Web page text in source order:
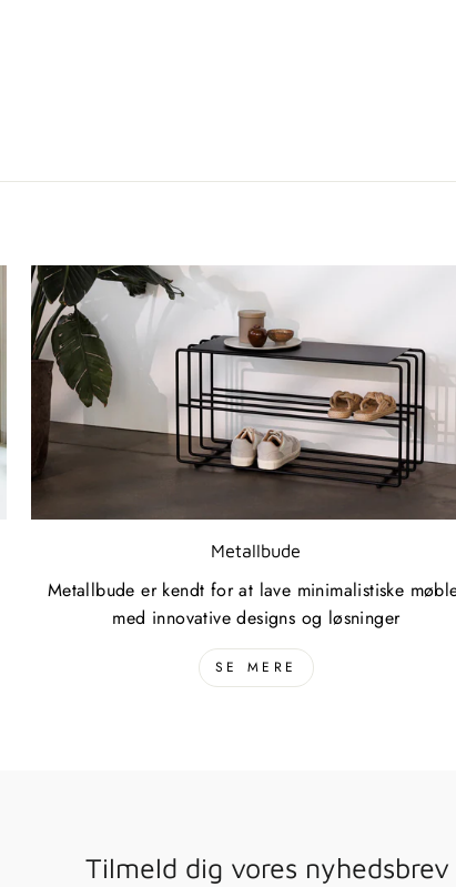
Metallbude
Metallbude er kendt for at lave minimalistiske
med innovative designs og løsninger
SE MERE
Tilmeld dig vores nyhedsbrev